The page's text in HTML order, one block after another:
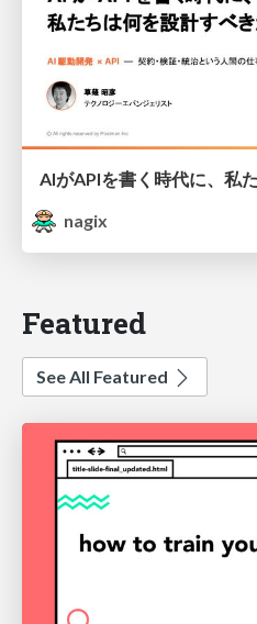
AIがAPIを書く時代に、私
nagix
Featured
See All Featured